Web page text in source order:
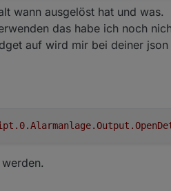
wann ausgelöst hat und was.
das habe ich noch
auf wird mir bei deiner